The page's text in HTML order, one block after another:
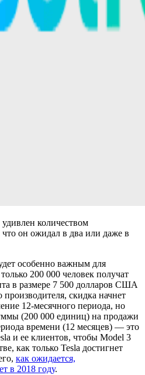
количеством
что он ожидал в два или даже в
особенно важным для
200 000 человек получат
в размере 7 500 долларов США
скидка начнет
12-месячного периода, но
(200 000 единиц) на продажи
времени (12 месяцев) — это
и ее клиентов, чтобы Model 3
как только Tesla достигнет
как ожидается,
в 2018 году.